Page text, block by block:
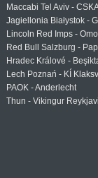
Maccabi Tel Aviv -
Jagiellonia Białystok -
Lincoln Red Imps -
Red Bull Salzburg -
Hradec Králové -
Lech Poznań - KÍ
PAOK - Anderlecht
Thun - Vikingur